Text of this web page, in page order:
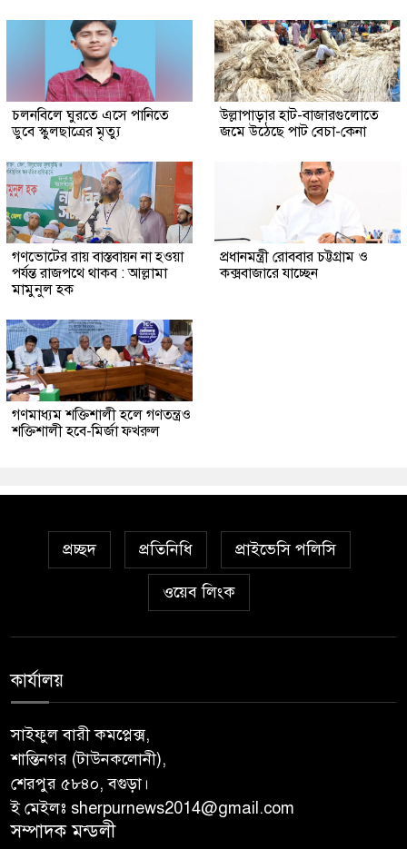
চলনবিলে ঘুরতে এসে পানিতে
ডুবে স্কুলছাত্রের মৃত্যু
উল্লাপাড়ার হাট-বাজারগুলোতে
জমে উঠেছে পাট বেচা-কেনা
গণভোটের রায় বাস্তবায়ন না হওয়া
পর্যন্ত রাজপথে থাকব : আল্লামা
মামুনুল হক
প্রধানমন্ত্রী রোববার চট্টগ্রাম ও
কক্সবাজারে যাচ্ছেন
গণমাধ্যম শক্তিশালী হলে গণতন্ত্রও
শক্তিশালী হবে-মির্জা ফখরুল
প্রচ্ছদ প্রতিনিধি প্রাইভেসি পলিসি
ওয়েব লিংক
কার্যালয়
সাইফুল বারী কমপ্লেক্স,
শান্তিনগর (টাউনকলোনী),
শেরপুর ৫৮৪০, বগুড়া।
ই মেইলঃ sherpurnews2014@gmail.com
সম্পাদক মন্ডলী